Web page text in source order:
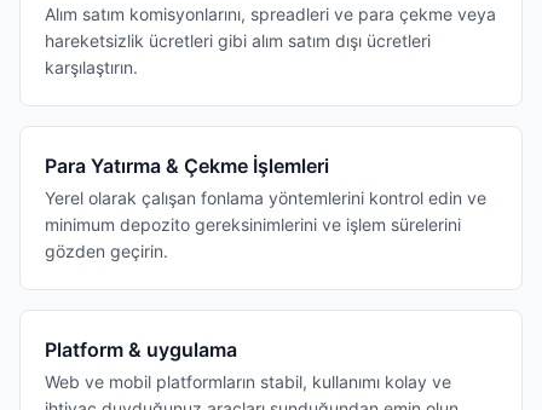
Alım satım komisyonlarını, spreadleri ve para çekme veya
hareketsizlik ücretleri gibi alım satım dışı ücretleri
karşılaştırın.
Para Yatırma & Çekme İşlemleri
Yerel olarak çalışan fonlama yöntemlerini kontrol edin ve
minimum depozito gereksinimlerini ve işlem sürelerini
gözden geçirin.
Platform & uygulama
Web ve mobil platformların stabil, kullanımı kolay ve